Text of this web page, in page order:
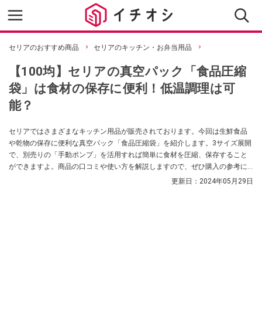
セリアのおすすめ商品 セリアのキッチン・お弁当用品
【100均】セリアの真空パック「食品圧縮
袋」は食材の保存に便利！低温調理は可
能？
セリアではさまざまなキッチン用品が販売されております。今回は生鮮食品
や乾物の保存に便利な真空パック「食品圧縮袋」を紹介します。3サイズ展開
で、別売りの「手動ポンプ」を活用すれば簡単に食材を圧縮、保存すること
ができますよ。商品の口コミや使い方を解説しますので、ぜひ購入の参考に
更新日： 2024年05月29日